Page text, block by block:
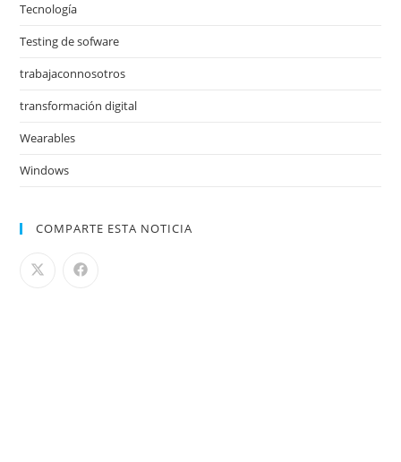
Tecnología
Testing de sofware
trabajaconnosotros
transformación digital
Wearables
Windows
COMPARTE ESTA NOTICIA